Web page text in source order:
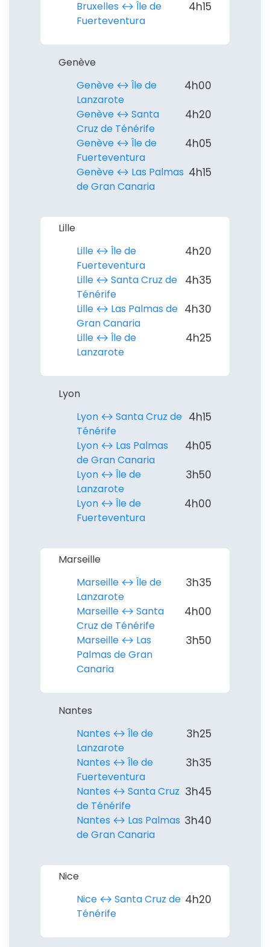
Bruxelles ↔︎ Île de
Fuerteventura
4h15
Genève
Genève ↔︎ Île de
Lanzarote
4h00
Genève ↔︎ Santa
Cruz de Ténérife
4h20
Genève ↔︎ Île de
Fuerteventura
4h05
Genève ↔︎ Las Palmas
de Gran Canaria
4h15
Lille
Lille ↔︎ Île de
Fuerteventura
4h20
Lille ↔︎ Santa Cruz de
Ténérife
4h35
Lille ↔︎ Las Palmas de
Gran Canaria
4h30
Lille ↔︎ Île de
Lanzarote
4h25
Lyon
Lyon ↔︎ Santa Cruz de
Ténérife
4h15
Lyon ↔︎ Las Palmas
de Gran Canaria
4h05
Lyon ↔︎ Île de
Lanzarote
3h50
Lyon ↔︎ Île de
Fuerteventura
4h00
Marseille
Marseille ↔︎ Île de
Lanzarote
3h35
Marseille ↔︎ Santa
Cruz de Ténérife
4h00
Marseille ↔︎ Las
Palmas de Gran
Canaria
3h50
Nantes
Nantes ↔︎ Île de
Lanzarote
3h25
Nantes ↔︎ Île de
Fuerteventura
3h35
Nantes ↔︎ Santa Cruz
de Ténérife
3h45
Nantes ↔︎ Las Palmas
de Gran Canaria
3h40
Nice
Nice ↔︎ Santa Cruz de
Ténérife
4h20
Continuer avec Apple
ou connectez-vous par mail